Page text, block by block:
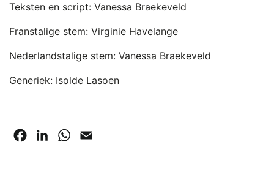
Teksten en script: Vanessa Braekeveld
Franstalige stem: Virginie Havelange
Nederlandstalige stem: Vanessa Braekeveld
Generiek: Isolde Lasoen
FacebookLinkedInWhatsApp